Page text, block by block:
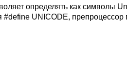
определять как символы
UNICODE, препроцессор